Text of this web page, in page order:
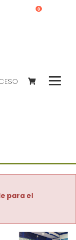
0
para el